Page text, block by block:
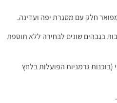
חלק עם מסגרת יפה ועדינה.
בגבהים שונים לבחירה ללא תוספת
(בוכנות גרמניות הפועלות בלחץ